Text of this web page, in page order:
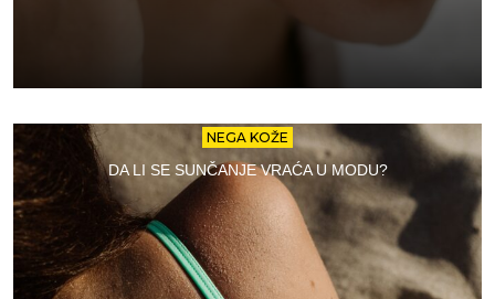
NEGA KOŽE
DA LI SE SUNČANJE VRAĆA U MODU?